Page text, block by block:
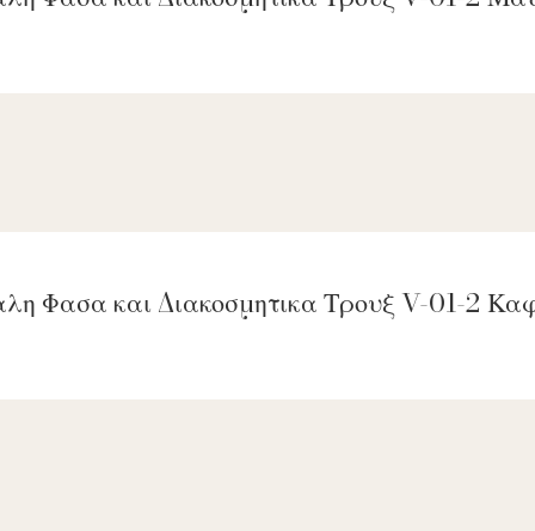
Φασα και Διακοσμητικα Τρουξ V-01-2